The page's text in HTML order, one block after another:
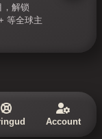
Account
，解锁
等全球主